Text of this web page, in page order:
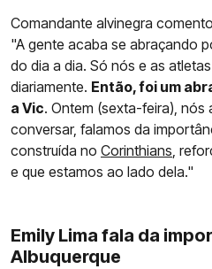
Comandante alvinegra
"A gente acaba se abraçando
do dia a dia. Só nós e as
diariamente. Então, foi um
a Vic. Ontem (sexta-feira), nós
conversar, falamos da
construída no Corinthians,
e que estamos ao lado dela."
Emily Lima fala da
Albuquerque